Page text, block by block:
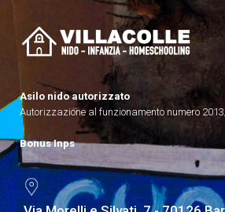
Asilo nido autorizzato
Autorizzazione al funzionamento numero
Bonus Inps